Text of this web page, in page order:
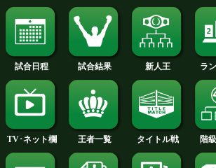
2011年
2010年
2009年